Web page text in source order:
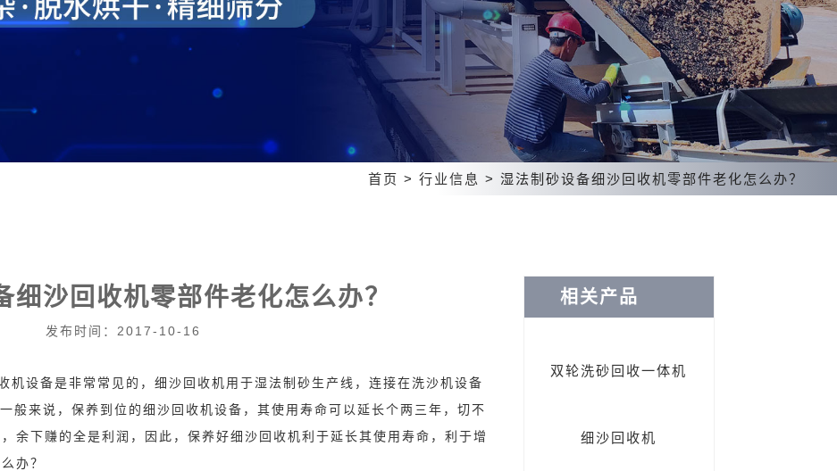
首页 > 行业信息 > 湿法制砂设备细沙回收机零部件老化怎么办？
细沙回收机零部件老化怎么办？
发布时间：2017-10-16
设备是非常常见的，细沙回收机用于湿法制砂生产线，连接在洗沙机设备
般来说，保养到位的细沙回收机设备，其使用寿命可以延长个两三年，切不
余下赚的全是利润，因此，保养好细沙回收机利 于延长其使用寿命，利于增
办？
相关产品
双轮洗砂回收一体机
细沙回收机